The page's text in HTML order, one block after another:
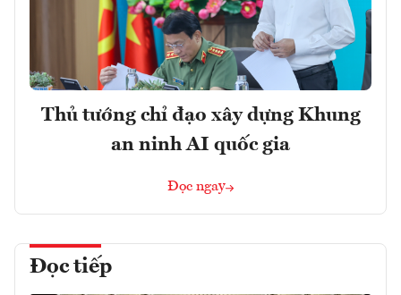
Thủ tướng chỉ đạo xây dựng Khung
an ninh AI quốc gia
Đọc ngay
Đọc tiếp